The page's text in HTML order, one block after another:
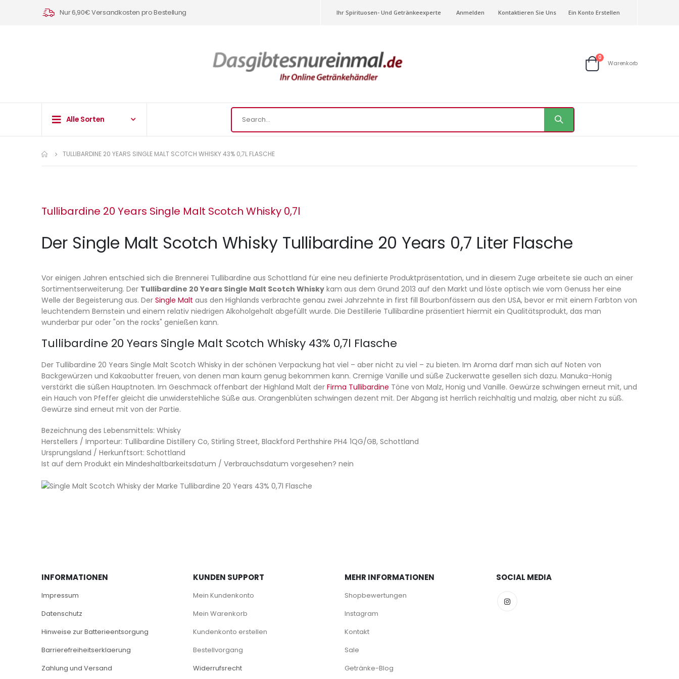
Nur 6,90€ Versandkosten pro Bestellung Ihr Spirituosen- Und Getränkeexperte Anmelden Kontaktieren Sie Uns Ein Konto Erstellen
Warenkorb
0Artikel
Warenkorb
Alle Sorten
TULLIBARDINE 20 YEARS SINGLE MALT SCOTCH WHISKY 43% 0,7L FLASCHE
Tullibardine 20 Years Single Malt Scotch Whisky 0,7l
Der Single Malt Scotch Whisky Tullibardine 20 Years 0,7 Liter Flasche
Vor einigen Jahren entschied sich die Brennerei Tullibardine aus Schottland für eine neu definierte Produktpräsentation, und in diesem Zuge arbeitete sie auch an einer
Sortimentserweiterung. Der Tullibardine 20 Years Single Malt Scotch Whisky kam aus dem Grund 2013 auf den Markt und löste optisch wie vom Genuss her eine
Welle der Begeisterung aus. Der Single Malt aus den Highlands verbrachte genau zwei Jahrzehnte in first fill Bourbonfässern aus den USA, bevor er mit einem Farbton von
leuchtendem Bernstein und einem relativ niedrigen Alkoholgehalt abgefüllt wurde. Die Destillerie Tullibardine präsentiert hiermit ein Qualitätsprodukt, das man
wunderbar pur oder "on the rocks" genießen kann.
Tullibardine 20 Years Single Malt Scotch Whisky 43% 0,7l Flasche
Der Tullibardine 20 Years Single Malt Scotch Whisky in der schönen Verpackung hat viel – aber nicht zu viel – zu bieten. Im Aroma darf man sich auf Noten von
Backgewürzen und Kakaobutter freuen, von denen man kaum genug bekommen kann. Cremige Vanille und süße Zuckerwatte gesellen sich dazu. Manuka-Honig
verstärkt die süßen Hauptnoten. Im Geschmack offenbart der Highland Malt der Firma Tullibardine Töne von Malz, Honig und Vanille. Gewürze schwingen erneut mit, und
ein Hauch von Pfeffer gleicht die unwiderstehliche Süße aus. Orangenblüten schwingen dezent mit. Der Abgang ist herrlich reichhaltig und malzig, aber nicht zu süß.
Gewürze sind erneut mit von der Partie.
Bezeichnung des Lebensmittels: Whisky
Herstellers / Importeur: Tullibardine Distillery Co, Stirling Street, Blackford Perthshire PH4 1QG/GB, Schottland
Ursprungsland / Herkunftsort: Schottland
Ist auf dem Produkt ein Mindeshaltbarkeitsdatum / Verbrauchsdatum vorgesehen? nein
INFORMATIONEN
Impressum
Datenschutz
Hinweise zur Batterieentsorgung
Barrierefreiheitserklaerung
Zahlung und Versand
KUNDEN SUPPORT
Mein Kundenkonto
Mein Warenkorb
Kundenkonto erstellen
Bestellvorgang
Widerrufsrecht
MEHR INFORMATIONEN
Shopbewertungen
Instagram
Kontakt
Sale
Getränke-Blog
SOCIAL MEDIA